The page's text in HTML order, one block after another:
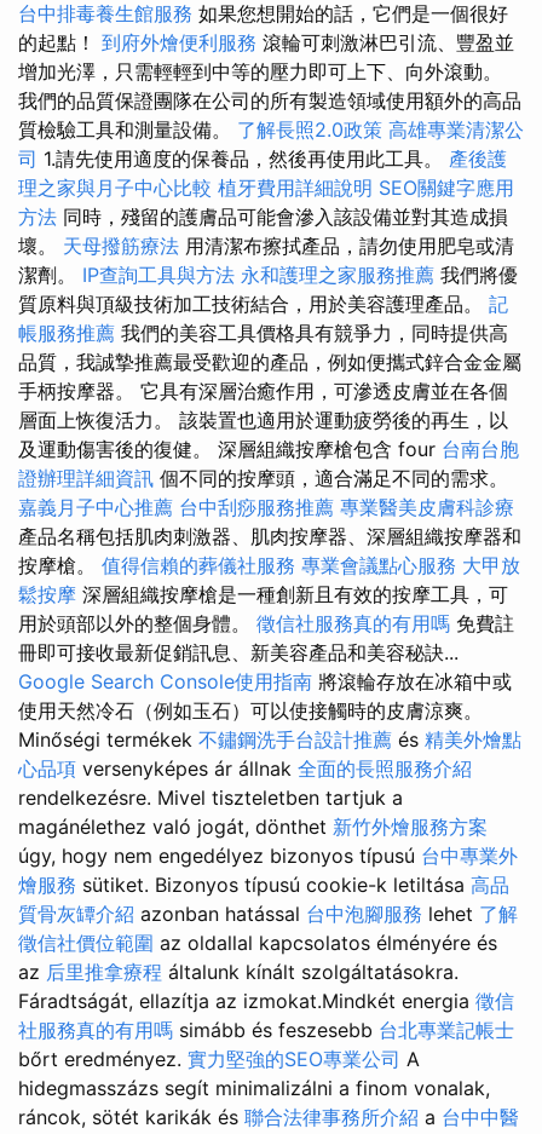
台中排毒養生館服務 如果您想開始的話，它們是一個很好
的起點！ 到府外燴便利服務 滾輪可刺激淋巴引流、豐盈並
增加光澤，只需輕輕到中等的壓力即可上下、向外滾動。
我們的品質保證團隊在公司的所有製造領域使用額外的高品
質檢驗工具和測量設備。 了解長照2.0政策 高雄專業清潔公
司 1.請先使用適度的保養品，然後再使用此工具。 產後護
理之家與月子中心比較 植牙費用詳細說明 SEO關鍵字應用
方法 同時，殘留的護膚品可能會滲入該設備並對其造成損
壞。 天母撥筋療法 用清潔布擦拭產品，請勿使用肥皂或清
潔劑。 IP查詢工具與方法 永和護理之家服務推薦 我們將優
質原料與頂級技術加工技術結合，用於美容護理產品。 記
帳服務推薦 我們的美容工具價格具有競爭力，同時提供高
品質，我誠摯推薦最受歡迎的產品，例如便攜式鋅合金金屬
手柄按摩器。 它具有深層治癒作用，可滲透皮膚並在各個
層面上恢復活力。 該裝置也適用於運動疲勞後的再生，以
及運動傷害後的復健。 深層組織按摩槍包含 four 台南台胞
證辦理詳細資訊 個不同的按摩頭，適合滿足不同的需求。
嘉義月子中心推薦 台中刮痧服務推薦 專業醫美皮膚科診療
產品名稱包括肌肉刺激器、肌肉按摩器、深層組織按摩器和
按摩槍。 值得信賴的葬儀社服務 專業會議點心服務 大甲放
鬆按摩 深層組織按摩槍是一種創新且有效的按摩工具，可
用於頭部以外的整個身體。 徵信社服務真的有用嗎 免費註
冊即可接收最新促銷訊息、新美容產品和美容秘訣...
Google Search Console使用指南 將滾輪存放在冰箱中或
使用天然冷石（例如玉石）可以使接觸時的皮膚涼爽。
Minőségi termékek 不鏽鋼洗手台設計推薦 és 精美外燴點
心品項 versenyképes ár állnak 全面的長照服務介紹
rendelkezésre. Mivel tiszteletben tartjuk a
magánélethez való jogát, dönthet 新竹外燴服務方案
úgy, hogy nem engedélyez bizonyos típusú 台中專業外
燴服務 sütiket. Bizonyos típusú cookie-k letiltása 高品
質骨灰罈介紹 azonban hatással 台中泡腳服務 lehet 了解
徵信社價位範圍 az oldallal kapcsolatos élményére és
az 后里推拿療程 általunk kínált szolgáltatásokra.
Fáradtságát, ellazítja az izmokat.Mindkét energia 徵信
社服務真的有用嗎 simább és feszesebb 台北專業記帳士
bőrt eredményez. 實力堅強的SEO專業公司 A
hidegmasszázs segít minimalizálni a finom vonalak,
ráncok, sötét karikák és 聯合法律事務所介紹 a 台中中醫